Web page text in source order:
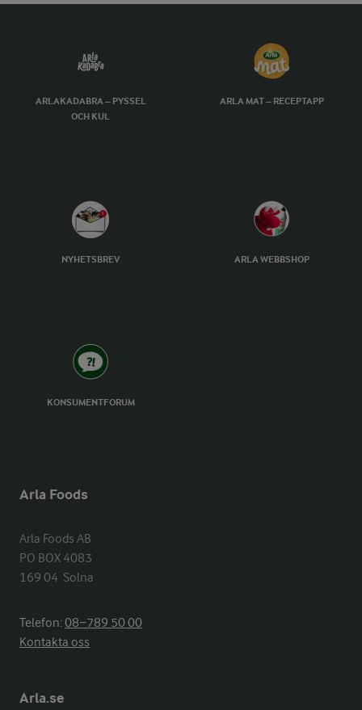
ARLAKADABRA – PYSSEL
OCH KUL
ARLA MAT – RECEPTAPP
NYHETSBREV ARLA WEBBSHOP
KONSUMENTFORUM
Arla Foods
Arla Foods AB
PO BOX 4083
169 04  Solna
Telefon:08−789 50 00
Kontakta oss
Arla.se